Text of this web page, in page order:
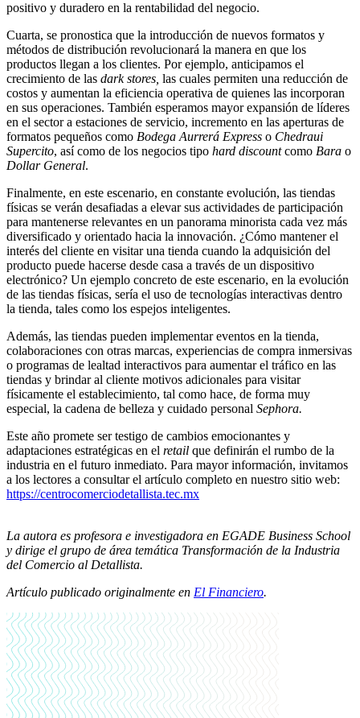
positivo y duradero en la rentabilidad del negocio.
Cuarta, se pronostica que la introducción de nuevos formatos y
métodos de distribución revolucionará la manera en que los
productos llegan a los clientes. Por ejemplo, anticipamos el
crecimiento de las dark stores, las cuales permiten una reducción de
costos y aumentan la eficiencia operativa de quienes las incorporan
en sus operaciones. También esperamos mayor expansión de líderes
en el sector a estaciones de servicio, incremento en las aperturas de
formatos pequeños como Bodega Aurrerá Express o Chedraui
Supercito, así como de los negocios tipo hard discountcomo Bara o
Dollar General.
Finalmente, en este escenario, en constante evolución, las tiendas
físicas se verán desafiadas a elevar sus actividades de participación
para mantenerse relevantes en un panorama minorista cada vez más
diversificado y orientado hacia la innovación. ¿Cómo mantener el
interés del cliente en visitar una tienda cuando la adquisición del
producto puede hacerse desde casa a través de un dispositivo
electrónico? Un ejemplo concreto de este escenario, en la evolución
de las tiendas físicas, sería el uso de tecnologías interactivas dentro
la tienda, tales como los espejos inteligentes.
Además, las tiendas pueden implementar eventos en la tienda,
colaboraciones con otras marcas, experiencias de compra inmersivas
o programas de lealtad interactivos para aumentar el tráfico en las
tiendas y brindar al cliente motivos adicionales para visitar
físicamente el establecimiento, tal como hace, de forma muy
especial, la cadena de belleza y cuidado personal Sephora.
Este año promete ser testigo de cambios emocionantes y
adaptaciones estratégicas en el retail que definirán el rumbo de la
industria en el futuro inmediato. Para mayor información, invitamos
a los lectores a consultar el artículo completo en nuestro sitio web:
https://centrocomerciodetallista.tec.mx
La autora es profesora e investigadora en EGADE Business School
y dirige el grupo de área temática Transformación de la Industria
del Comercio al Detallista.
Artículo publicado originalmente en El Financiero.